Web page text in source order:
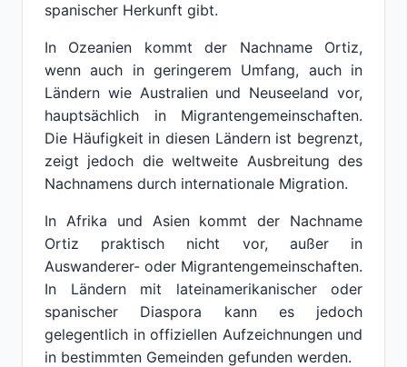
spanischer Herkunft gibt.
In Ozeanien kommt der Nachname Ortiz,
wenn auch in geringerem Umfang, auch in
Ländern wie Australien und Neuseeland vor,
hauptsächlich in Migrantengemeinschaften.
Die Häufigkeit in diesen Ländern ist begrenzt,
zeigt jedoch die weltweite Ausbreitung des
Nachnamens durch internationale Migration.
In Afrika und Asien kommt der Nachname
Ortiz praktisch nicht vor, außer in
Auswanderer- oder Migrantengemeinschaften.
In Ländern mit lateinamerikanischer oder
spanischer Diaspora kann es jedoch
gelegentlich in offiziellen Aufzeichnungen und
in bestimmten Gemeinden gefunden werden.